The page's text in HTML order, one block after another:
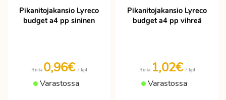
Pikanitojakansio Lyreco
budget a4 pp sininen
Hinta 0,96€ / kpl
Varastossa
Pikanitojakansio Lyreco
budget a4 pp vihreä
Hinta 1,02€ / kpl
Varastossa